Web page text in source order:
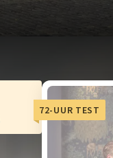
72-UUR TEST